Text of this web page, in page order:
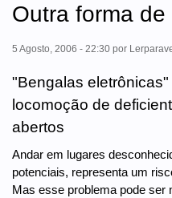
Outra forma
5 Agosto, 2006 - 22:30 por
"Bengalas
locomoção de
abertos
Andar em lugares
potenciais, representa um
Mas esse problema pode ser